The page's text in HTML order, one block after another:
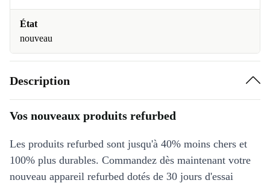
État
nouveau
Description
Vos nouveaux produits refurbed
Les produits refurbed sont jusqu'à 40% moins chers et
100% plus durables. Commandez dès maintenant votre
nouveau appareil refurbed dotés de 30 jours d'essai